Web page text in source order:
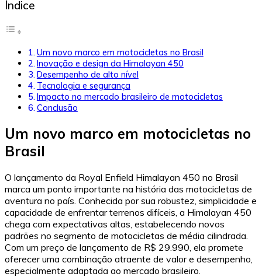
Índice
Um novo marco em motocicletas no Brasil
Inovação e design da Himalayan 450
Desempenho de alto nível
Tecnologia e segurança
Impacto no mercado brasileiro de motocicletas
Conclusão
Um novo marco em motocicletas no
Brasil
O lançamento da Royal Enfield Himalayan 450 no Brasil
marca um ponto importante na história das motocicletas de
aventura no país. Conhecida por sua robustez, simplicidade e
capacidade de enfrentar terrenos difíceis, a Himalayan 450
chega com expectativas altas, estabelecendo novos
padrões no segmento de motocicletas de média cilindrada.
Com um preço de lançamento de R$ 29.990, ela promete
oferecer uma combinação atraente de valor e desempenho,
especialmente adaptada ao mercado brasileiro.